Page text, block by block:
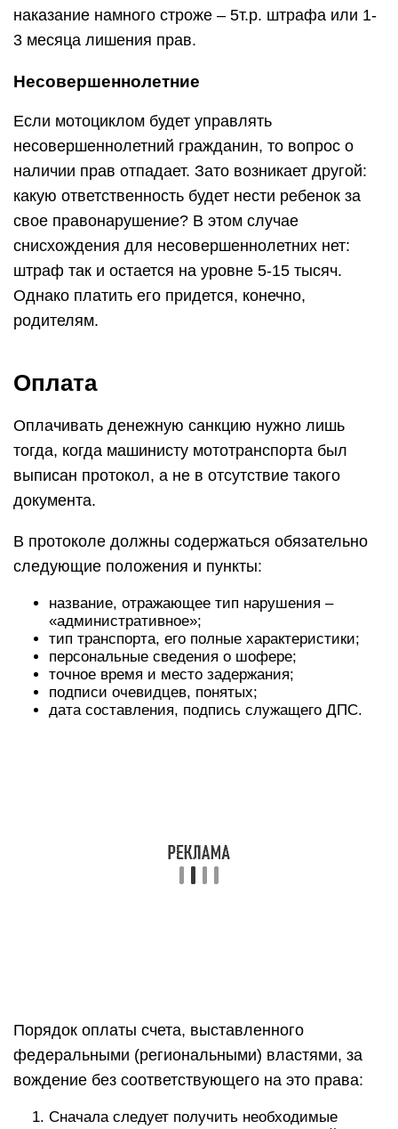
наказание намного строже – 5т.р. штрафа или 1-
3 месяца лишения прав.
Несовершеннолетние
Если мотоциклом будет управлять
несовершеннолетний гражданин, то вопрос о
наличии прав отпадает. Зато возникает другой:
какую ответственность будет нести ребенок за
свое правонарушение? В этом случае
снисхождения для несовершеннолетних нет:
штраф так и остается на уровне 5-15 тысяч.
Однако платить его придется, конечно,
родителям.
Оплата
Оплачивать денежную санкцию нужно лишь
тогда, когда машинисту мототранспорта был
выписан протокол, а не в отсутствие такого
документа.
В протоколе должны содержаться обязательно
следующие положения и пункты:
название, отражающее тип нарушения –
«административное»;
тип транспорта, его полные характеристики;
персональные сведения о шофере;
точное время и место задержания;
подписи очевидцев, понятых;
дата составления, подпись служащего ДПС.
Порядок оплаты счета, выставленного
федеральными (региональными) властями, за
вождение без соответствующего на это права:
Сначала следует получить необходимые